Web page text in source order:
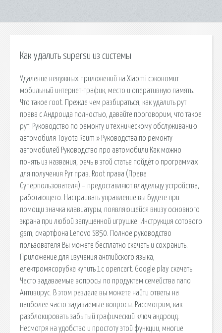
Как удалить supersu из системы
Удаление ненужных приложений на Xiaomi сэкономит
мобильный интернет-трафик, место и оперативную память.
Что такое root. Прежде чем разбираться, как удалить рут
права с Андроида полностью, давайте проговорим, что такое
рут. Руководство по ремонту и техническому обслуживанию
автомобиля Toyota Raum » Руководства по ремонту
автомобилей Руководство про автомобили Как можно
понять из названия, речь в этой статье пойдёт о программах
для получения Рут прав. Root права (Права
Суперпользователя) – предоставляют владельцу устройства,
работающего. Настраивать управление вы будете при
помощи значка клавиатуры, появляющейся внизу основного
экрана при любой запущенной игрушке. Инструкция сотового
gsm, смартфона Lenovo S850. Полное руководство
пользователя Вы можете бесплатно скачать и сохранить.
Приложение для изучения английского языка,
електромясорубка купить 1с opencart. Google play скачать.
Часто задаваемые вопросы по продуктам семейства nano
Антивирус. В этом разделе вы можете найти ответы на
наиболее часто задаваемые вопросы. Рассмотрим, как
разблокировать забытый графический ключ андроид.
Несмотря на удобство и простоту этой функции, многие